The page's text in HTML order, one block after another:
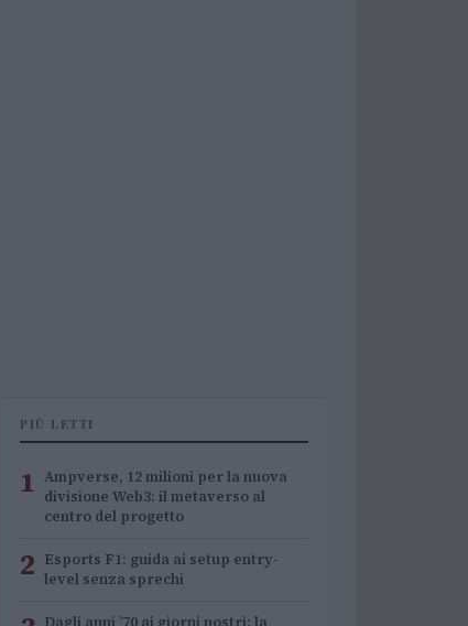
PIÙ LETTI
1 Ampverse, 12 milioni per la nuova
divisione Web3: il metaverso al
centro del progetto
2 Esports F1: guida ai setup entry-
level senza sprechi
Dagli anni ’70 ai giorni nostri: la